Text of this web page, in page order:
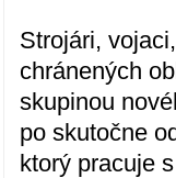
Strojári,
chránených
skupinou
po skutočne
ktorý pracuje